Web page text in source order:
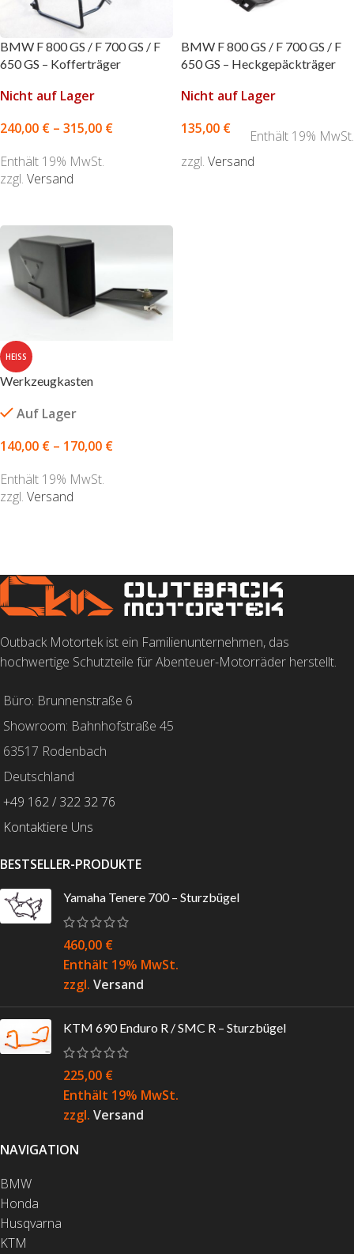
BMW F 800 GS / F 700 GS / F
650 GS – Kofferträger
Nicht auf Lager
240,00 € – 315,00 €
Enthält 19% MwSt.
zzgl. Versand
BMW F 800 GS / F 700 GS / F
650 GS – Heckgepäckträger
Nicht auf Lager
135,00 €
Enthält 19% MwSt.
zzgl. Versand
HEISS
Werkzeugkasten
Auf Lager
140,00 € – 170,00 €
Enthält 19% MwSt.
zzgl. Versand
Outback Motortek ist ein Familienunternehmen, das
hochwertige Schutzteile für Abenteuer-Motorräder herstellt.
Büro: Brunnenstraße 6
Showroom: Bahnhofstraße 45
63517 Rodenbach
Deutschland
+49 162 / 322 32 76
Kontaktiere Uns
BESTSELLER-PRODUKTE
Yamaha Tenere 700 – Sturzbügel
460,00 €
Enthält 19% MwSt.
zzgl. Versand
KTM 690 Enduro R / SMC R – Sturzbügel
225,00 €
Enthält 19% MwSt.
zzgl. Versand
NAVIGATION
BMW
Honda
Husqvarna
KTM